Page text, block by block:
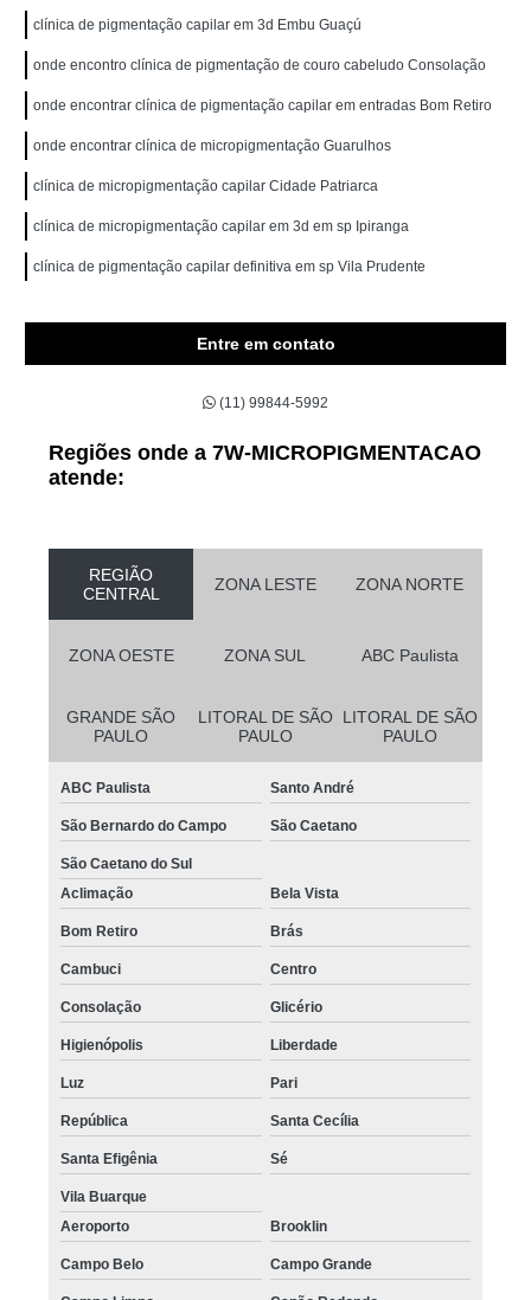
clínica de pigmentação capilar em 3d Embu Guaçú
onde encontro clínica de pigmentação de couro cabeludo Consolação
onde encontrar clínica de pigmentação capilar em entradas Bom Retiro
onde encontrar clínica de micropigmentação Guarulhos
clínica de micropigmentação capilar Cidade Patriarca
clínica de micropigmentação capilar em 3d em sp Ipiranga
clínica de pigmentação capilar definitiva em sp Vila Prudente
Entre em contato
(11) 99844-5992
Regiões onde a 7W-MICROPIGMENTACAO
atende:
REGIÃO
CENTRAL
ZONA LESTE ZONA NORTE
ZONA OESTE ZONA SUL ABC Paulista
GRANDE SÃO
PAULO
LITORAL DE SÃO
PAULO
LITORAL DE SÃO
PAULO
ABC Paulista Santo André
São Bernardo do Campo São Caetano
São Caetano do Sul
Aclimação
Bela Vista
Bom Retiro Brás
Cambuci Centro
Consolação Glicério
Higienópolis Liberdade
Luz Pari
República Santa Cecília
Santa Efigênia Sé
Vila Buarque
Aeroporto
Brooklin
Campo Belo Campo Grande